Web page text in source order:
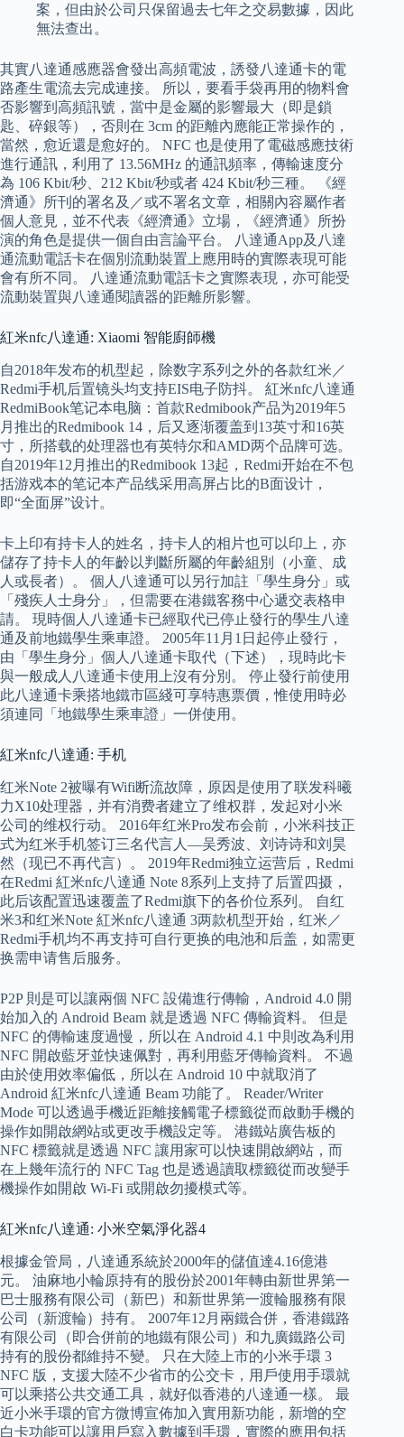
案，但由於公司只保留過去七年之交易數據，因此
無法查出。
其實八達通感應器會發出高頻電波，誘發八達通卡的電
路產生電流去完成連接。 所以，要看手袋再用的物料會
否影響到高頻訊號，當中是金屬的影響最大（即是鎖
匙、碎銀等），否則在 3cm 的距離內應能正常操作的，
當然，愈近還是愈好的。 NFC 也是使用了電磁感應技術
進行通訊，利用了 13.56MHz 的通訊頻率，傳輸速度分
為 106 Kbit/秒、212 Kbit/秒或者 424 Kbit/秒三種。 《經
濟通》所刊的署名及／或不署名文章，相關內容屬作者
個人意見，並不代表《經濟通》立場，《經濟通》所扮
演的角色是提供一個自由言論平台。 八達通App及八達
通流動電話卡在個別流動裝置上應用時的實際表現可能
會有所不同。 八達通流動電話卡之實際表現，亦可能受
流動裝置與八達通閱讀器的距離所影響。
紅米nfc八達通: Xiaomi 智能廚師機
自2018年发布的机型起，除数字系列之外的各款红米／
Redmi手机后置镜头均支持EIS电子防抖。 紅米nfc八達通
RedmiBook笔记本电脑：首款Redmibook产品为2019年5
月推出的Redmibook 14，后又逐渐覆盖到13英寸和16英
寸，所搭载的处理器也有英特尔和AMD两个品牌可选。
自2019年12月推出的Redmibook 13起，Redmi开始在不包
括游戏本的笔记本产品线采用高屏占比的B面设计，
即“全面屏”设计。
卡上印有持卡人的姓名，持卡人的相片也可以印上，亦
儲存了持卡人的年齡以判斷所屬的年齡組別（小童、成
人或長者）。 個人八達通可以另行加註「學生身分」或
「殘疾人士身分」，但需要在港鐵客務中心遞交表格申
請。 現時個人八達通卡已經取代已停止發行的學生八達
通及前地鐵學生乘車證。 2005年11月1日起停止發行，
由「學生身分」個人八達通卡取代（下述），現時此卡
與一般成人八達通卡使用上沒有分別。 停止發行前使用
此八達通卡乘搭地鐵市區綫可享特惠票價，惟使用時必
須連同「地鐵學生乘車證」一併使用。
紅米nfc八達通: 手机
红米Note 2被曝有Wifi断流故障，原因是使用了联发科曦
力X10处理器，并有消费者建立了维权群，发起对小米
公司的维权行动。 2016年红米Pro发布会前，小米科技正
式为红米手机签订三名代言人—吴秀波、刘诗诗和刘昊
然（现已不再代言）。 2019年Redmi独立运营后，Redmi
在Redmi 紅米nfc八達通 Note 8系列上支持了后置四摄，
此后该配置迅速覆盖了Redmi旗下的各价位系列。 自红
米3和红米Note 紅米nfc八達通 3两款机型开始，红米／
Redmi手机均不再支持可自行更换的电池和后盖，如需更
换需申请售后服务。
P2P 則是可以讓兩個 NFC 設備進行傳輸，Android 4.0 開
始加入的 Android Beam 就是透過 NFC 傳輸資料。 但是
NFC 的傳輸速度過慢，所以在 Android 4.1 中則改為利用
NFC 開啟藍牙並快速佩對，再利用藍牙傳輸資料。 不過
由於使用效率偏低，所以在 Android 10 中就取消了
Android 紅米nfc八達通 Beam 功能了。 Reader/Writer
Mode 可以透過手機近距離接觸電子標籤從而啟動手機的
操作如開啟網站或更改手機設定等。 港鐵站廣告板的
NFC 標籤就是透過 NFC 讓用家可以快速開啟網站，而
在上幾年流行的 NFC Tag 也是透過讀取標籤從而改變手
機操作如開啟 Wi-Fi 或開啟勿擾模式等。
紅米nfc八達通: 小米空氣淨化器4
根據金管局，八達通系統於2000年的儲值達4.16億港
元。 油麻地小輪原持有的股份於2001年轉由新世界第一
巴士服務有限公司（新巴）和新世界第一渡輪服務有限
公司（新渡輪）持有。 2007年12月兩鐵合併，香港鐵路
有限公司（即合併前的地鐵有限公司）和九廣鐵路公司
持有的股份都維持不變。 只在大陸上市的小米手環 3
NFC 版，支援大陸不少省市的公交卡，用戶使用手環就
可以乘搭公共交通工具，就好似香港的八達通一樣。 最
近小米手環的官方微博宣佈加入實用新功能，新增的空
白卡功能可以讓用戶寫入數據到手環，實際的應用包括